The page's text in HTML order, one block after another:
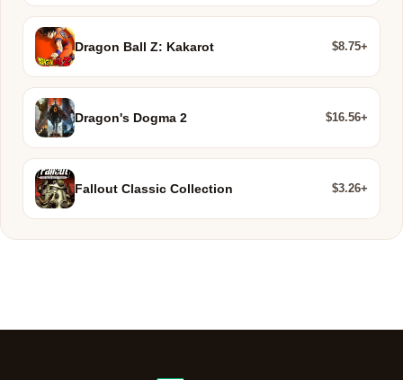
Dragon Ball Z: Kakarot $8.75+
Dragon's Dogma 2 $16.56+
Fallout Classic Collection $3.26+